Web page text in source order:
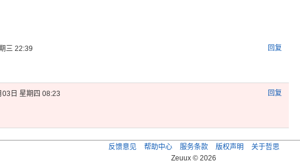
回复
三 22:39
回复
日 星期四 08:23
反馈意见 帮助中心 服务条款 版权声明
关于哲思
Zeuux © 2026